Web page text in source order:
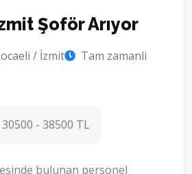
Şoför Arıyor
/ İzmit Tam zamanli
30500 - 38500 TL
bulunan personel